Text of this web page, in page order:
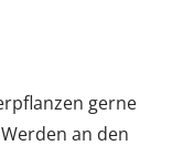
gerne
an den